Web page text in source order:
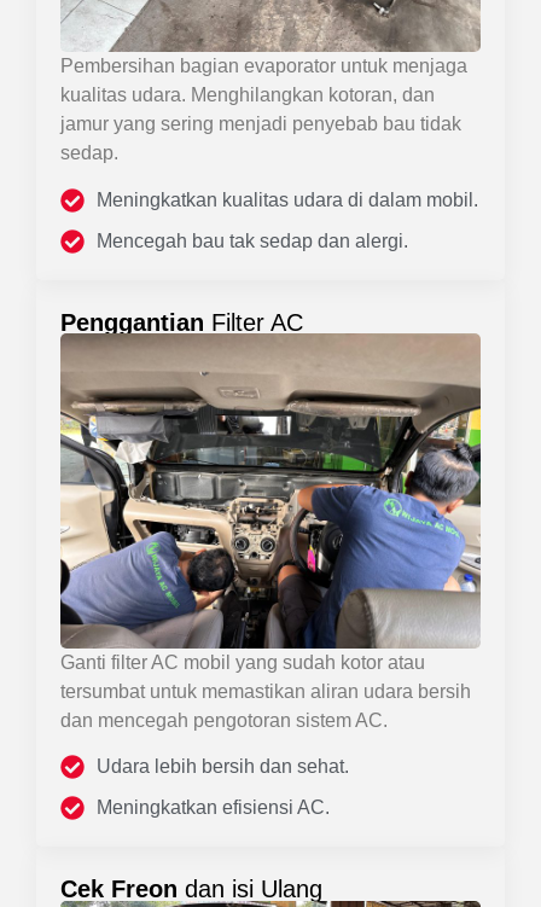
Pembersihan bagian evaporator untuk menjaga
kualitas udara. Menghilangkan kotoran, dan
jamur yang sering menjadi penyebab bau tidak
sedap.
Meningkatkan kualitas udara di dalam mobil.
Mencegah bau tak sedap dan alergi.
Penggantian Filter AC
Ganti filter AC mobil yang sudah kotor atau
tersumbat untuk memastikan aliran udara bersih
dan mencegah pengotoran sistem AC.
Udara lebih bersih dan sehat.
Meningkatkan efisiensi AC.
Cek Freon dan isi Ulang